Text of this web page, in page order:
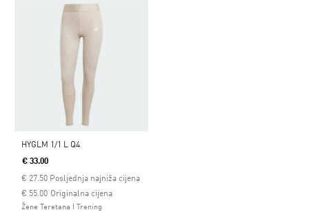
HYGLM 1/1 L Q4
€ 33.00
€ 27.50 Posljednja najniža cijena
Originalna cijena
Cijena umanjena od
€ 55.00za
Žene Teretana I Trening